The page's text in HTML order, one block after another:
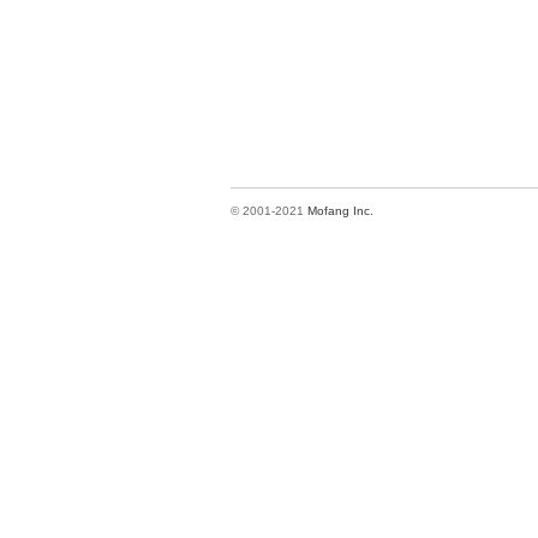
© 2001-2021 Mofang Inc.